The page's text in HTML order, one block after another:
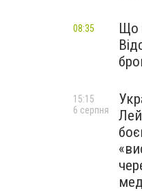
Що
08:35
15:15
6 серпня